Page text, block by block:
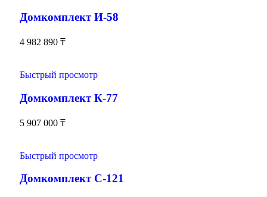
Домкомплект И-58
4 982 890 ₸
Быстрый просмотр
Домкомплект К-77
5 907 000 ₸
Быстрый просмотр
Домкомплект С-121